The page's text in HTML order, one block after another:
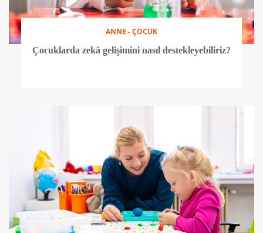
ANNE - ÇOCUK
Çocuklarda zekâ gelişimini nasıl destekleyebiliriz?